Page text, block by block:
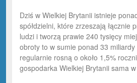
Dziś w Wielkiej Brytanii istnieje
spółdzielni, które zrzeszają łącznie
ludzi i tworzą prawie 240 tysięcy
obroty to w sumie ponad 33
regularnie rosną o około 1,5%
gospodarka Wielkiej Brytanii sama